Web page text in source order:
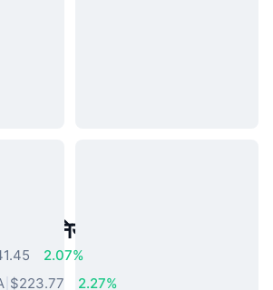
दुनिया की संपत्तियां
2.07%
$223.77
2.27%